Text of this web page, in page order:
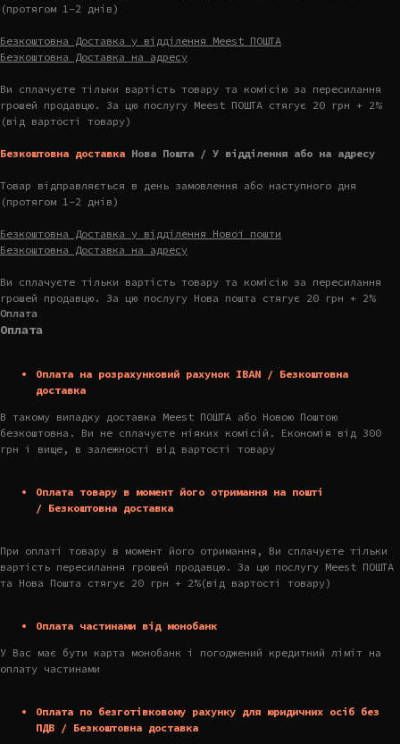
(протягом 1-2 днів)
Безкоштовна Доставка у відділення Meest ПОШТА
Безкоштовна Доставка на адресу
Ви сплачуєте тільки вартість товару та комісію за пересилання
грошей продавцю. За цю послугу Meest ПОШТА стягує 20 грн + 2%
(від вартості товару)
Безкоштовна доставка Нова Пошта / У відділення або на адресу
Товар відправляється в день замовлення або наступного дня
(протягом 1-2 днів)
Безкоштовна Доставка у відділення Нової пошти
Безкоштовна Доставка на адресу
Ви сплачуєте тільки вартість товару та комісію за пересилання
грошей продавцю. За цю послугу Нова пошта стягує 20 грн + 2%
Оплата
Оплата
Оплата на розрахунковий рахунок IBAN / Безкоштовна
доставка
В такому випадку доставка Meest ПОШТА або Новою Поштою
безкоштовна. Ви не сплачуєте ніяких комісій. Економія від 300
грн і вище, в залежності від вартості товару
Оплата товару в момент його отримання на пошті
/ Безкоштовна доставка
При оплаті товару в момент його отримання, Ви сплачуєте тільки
вартість пересилання грошей продавцю. За цю послугу Meest ПОШТА
та Нова Пошта стягує 20 грн + 2%(від вартості товару)
Оплата частинами від монобанк
У Вас має бути карта монобанк і погоджений кредитний ліміт на
оплату частинами
Оплата по безготівковому рахунку для юридичних осіб без
ПДВ / Безкоштовна доставка